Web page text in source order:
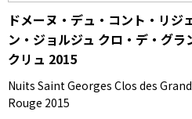
ドメーヌ・デュ・コント・リジ
ン・ジョルジュ クロ・デ・グラ
クリュ 2015
Nuits Saint Georges Clos des
Rouge 2015